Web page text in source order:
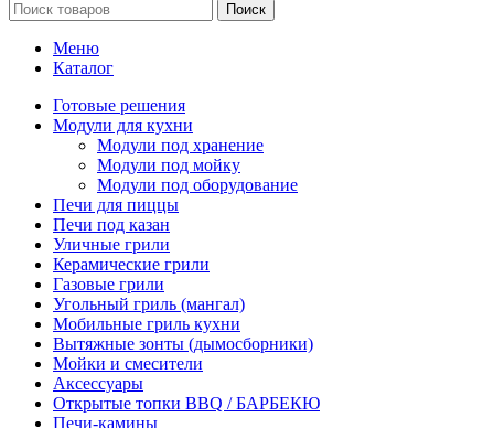
Поиск
Меню
Каталог
Готовые решения
Модули для кухни
Модули под хранение
Модули под мойку
Модули под оборудование
Печи для пиццы
Печи под казан
Уличные грили
Керамические грили
Газовые грили
Угольный гриль (мангал)
Мобильные гриль кухни
Вытяжные зонты (дымосборники)
Мойки и смесители
Аксессуары
Открытые топки BBQ / БАРБЕКЮ
Печи-камины